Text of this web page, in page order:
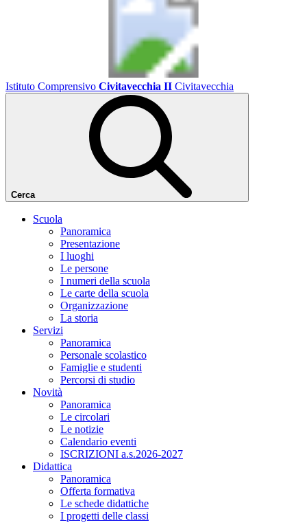
Istituto Comprensivo Civitavecchia II Civitavecchia
Cerca
Scuola
Panoramica
Presentazione
I luoghi
Le persone
I numeri della scuola
Le carte della scuola
Organizzazione
La storia
Servizi
Panoramica
Personale scolastico
Famiglie e studenti
Percorsi di studio
Novità
Panoramica
Le circolari
Le notizie
Calendario eventi
ISCRIZIONI a.s.2026-2027
Didattica
Panoramica
Offerta formativa
Le schede didattiche
I progetti delle classi